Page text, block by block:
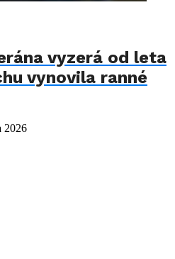
vyzerá od leta
vynovila ranné
2026